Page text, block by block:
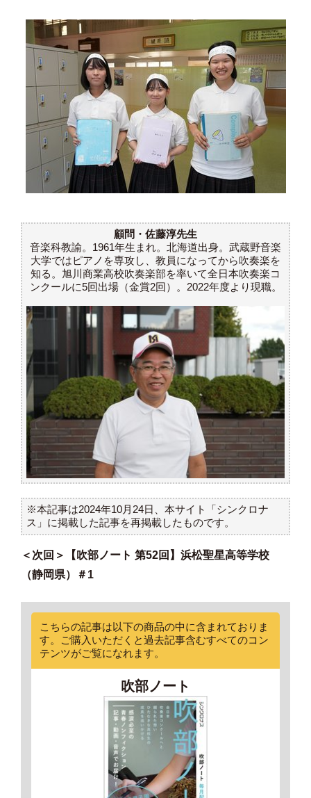
顧問・佐藤淳先生
音楽科教諭。1961年生まれ。北海道出身。武蔵野音楽
大学ではピアノを専攻し、教員になってから吹奏楽を
知る。旭川商業高校吹奏楽部を率いて全日本吹奏楽コ
ンクールに5回出場（金賞2回）。2022年度より現職。
※本記事は2024年10月24日、本サイト「シンクロナ
ス」に掲載した記事を再掲載したものです。
＜次回＞【吹部ノート 第52回】浜松聖星高等学校
（静岡県）＃1
こちらの記事は以下の商品の中に含まれておりま
す。ご購入いただくと過去記事含むすべてのコン
テンツがご覧になれます。
吹部ノート